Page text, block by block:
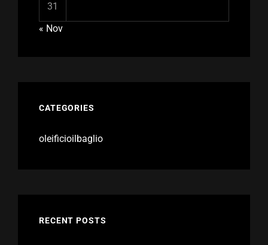
31
« Nov
CATEGORIES
oleificioilbaglio
RECENT POSTS